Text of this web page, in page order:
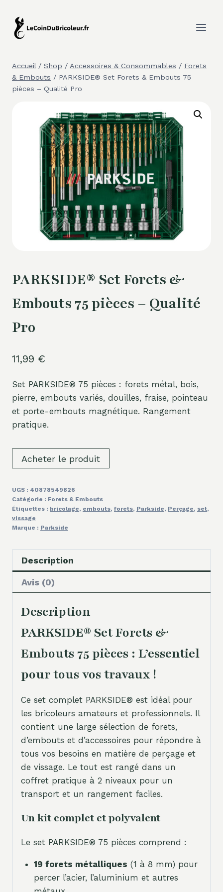
contenu
Accueil / Shop / Accessoires & Consommables / Forets
& Embouts / PARKSIDE® Set Forets & Embouts 75
pièces – Qualité Pro
PARKSIDE® Set Forets &
Embouts 75 pièces – Qualité
Pro
11,99 €
Set PARKSIDE® 75 pièces : forets métal, bois,
pierre, embouts variés, douilles, fraise, pointeau
et porte-embouts magnétique. Rangement
pratique.
Acheter le produit
UGS : 40878549826
Catégorie : Forets & Embouts
Étiquettes : bricolage, embouts, forets, Parkside, Perçage, set,
vissage
Marque : Parkside
Description
Avis (0)
Description
PARKSIDE® Set Forets &
Embouts 75 pièces : L’essentiel
pour tous vos travaux !
Ce set complet PARKSIDE® est idéal pour
les bricoleurs amateurs et professionnels. Il
contient une large sélection de forets,
d’embouts et d’accessoires pour répondre à
tous vos besoins en matière de perçage et
de vissage. Le tout est rangé dans un
coffret pratique à 2 niveaux pour un
transport et un rangement faciles.
Un kit complet et polyvalent
Le set PARKSIDE® 75 pièces comprend :
19 forets métalliques (1 à 8 mm) pour
percer l’acier, l’aluminium et autres